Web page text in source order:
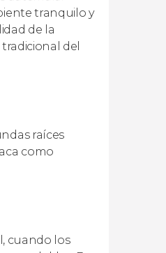
tranquilo y
de la
del
raíces
como
cuando los